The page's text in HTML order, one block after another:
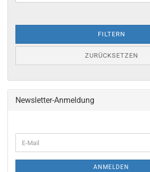
FILTERN
ZURÜCKSETZEN
Newsletter-Anmeldung
ANMELDEN